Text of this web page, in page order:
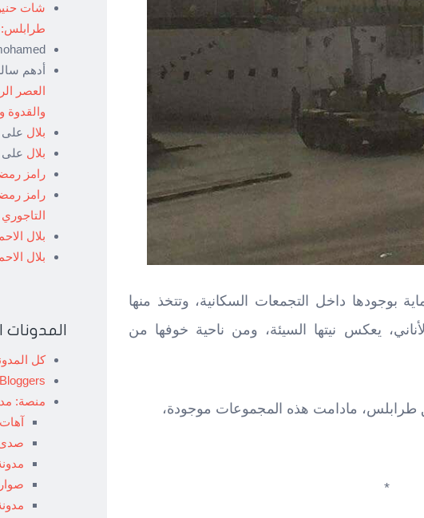
بوجودها داخل التجمعات السكانية، وتتخذ منها
يعكس نيتها السيئة، ومن ناحية خوفها من
مادامت هذه المجموعات موجودة،
*
شات
أدهم
العصر
بلال على
بلال على
رامز
رامز
التاجوري
بلال
بلال
المدونات
كل
منصة: